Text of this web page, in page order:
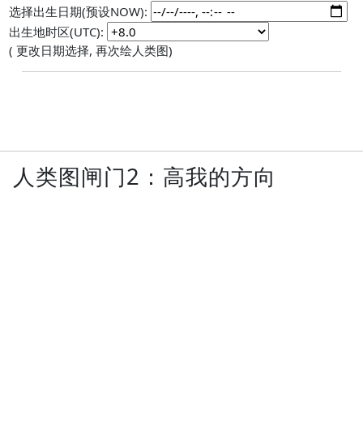
选择出生日期(预设NOW):
出生地时区(UTC):
( 更改日期选择, 再次绘人类图)
人类图闸门2：高我的方向